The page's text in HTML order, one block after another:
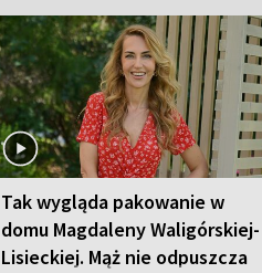
Tak wygląda pakowanie w
domu Magdaleny Waligórskiej-
Lisieckiej. Mąż nie odpuszcza